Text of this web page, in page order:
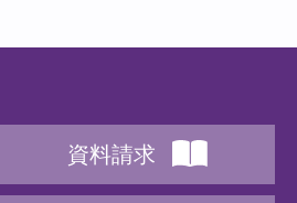
資料請求